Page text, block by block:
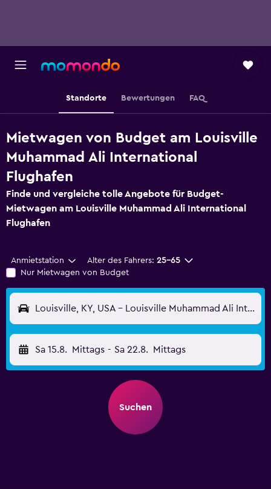
Standorte Bewertungen FAQ
Mietwagen von Budget am Louisville
Muhammad Ali International
Flughafen
Finde und vergleiche tolle Angebote für Budget-
Mietwagen am Louisville Muhammad Ali International
Flughafen
Anmietstation Alter des Fahrers: 25-65
Nur Mietwagen von Budget
Louisville, KY, USA - Louisville Muhammad Ali International (SDF)
Sa 15.8. Mittags - Sa 22.8. Mittags
Suchen